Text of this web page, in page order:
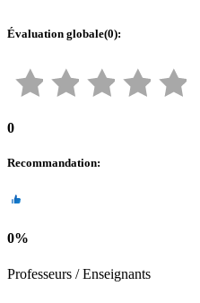
Évaluation globale(0):
0
Recommandation:
0%
Professeurs / Enseignants